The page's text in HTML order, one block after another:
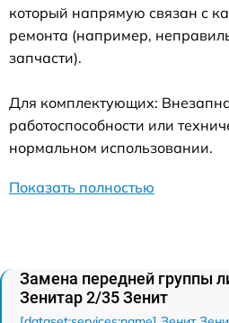
который напрямую связан с
ремонта (например,
запчасти).
Для комплектующих:
работоспособности или
нормальном использовании.
Показать полностью
Замена передней группы
Зенитар 2/35 Зенит